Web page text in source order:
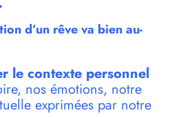
d’un rêve va bien au-
le contexte personnel
nos émotions, notre
exprimées par notre